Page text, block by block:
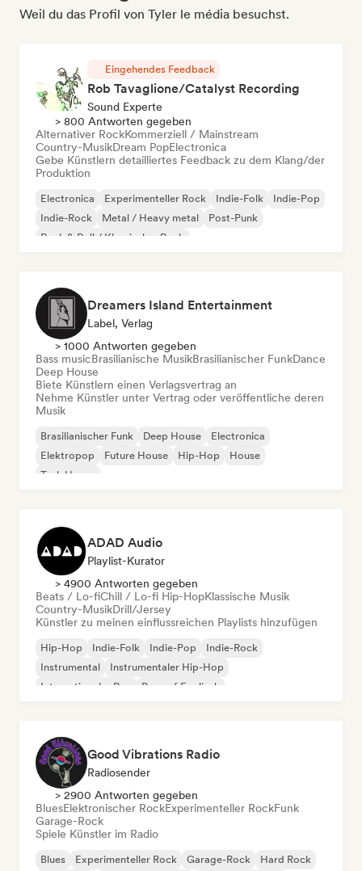
Weil du das Profil von Tyler le média besuchst.
Eingehendes Feedback
Rob Tavaglione/Catalyst Recording
Sound Experte
> 800 Antworten gegeben
Alternativer RockKommerziell / Mainstream
Country-MusikDream PopElectronica
Gebe Künstlern detailliertes Feedback zu dem Klang/der
Produktion
Electronica Experimenteller Rock Indie-Folk
Indie-Pop
Indie-Rock
Metal / Heavy metal
Post-Punk
Rock & Roll / Klassischer Rock
Dreamers Island Entertainment
Label, Verlag
> 1000 Antworten gegeben
Bass musicBrasilianische MusikBrasilianischer FunkDance
Deep House
Biete Künstlern einen Verlagsvertrag an
Nehme Künstler unter Vertrag oder veröffentliche deren
Musik
Brasilianischer Funk Deep House
Electronica
Elektropop
Future House Hip-Hop
House
Tech House
ADAD Audio
Playlist-Kurator
> 4900 Antworten gegeben
Beats / Lo-fiChill / Lo-fi Hip-HopKlassische Musik
Country-MusikDrill/Jersey
Künstler zu meinen einflussreichen Playlists hinzufügen
Hip-Hop Indie-Folk Indie-Pop
Indie-Rock
Instrumental
Instrumentaler Hip-Hop
Internationaler Rap
Rap auf Englisch
Good Vibrations Radio
Radiosender
> 2900 Antworten gegeben
BluesElektronischer RockExperimenteller RockFunk
Garage-Rock
Spiele Künstler im Radio
Blues Experimenteller Rock Garage-Rock
Hard Rock